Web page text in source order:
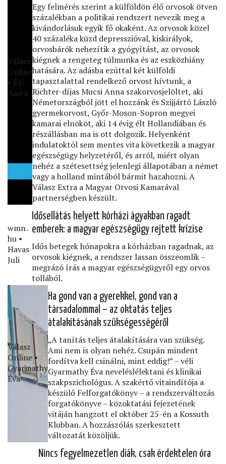
Válasz
Online
• Élő
Anita
Egy felmérés szerint a külföldön élő orvosok ötven
százalékban a politikai rendszert nevezik meg a
kivándorlásuk egyik fő okaként. Az orvosok közel
40 százaléka küzd depresszióval, kiskirályok,
orvosbárók nehezítik a gyógyítást, az orvosok
kiégnek a rengeteg túlmunka és az eszközhiány
hatására. Az adásba ezúttal két külföldi
tapasztalattal rendelkező orvost hívtunk, a
Richter-díjas Mucsi Anna szakorvosjelöltet, aki
Németországból jött el hozzánk és Szijjártó László
gyermekorvost, Győr-Moson-Sopron megyei
kamarai elnököt, aki 14 évig élt Hollandiában és
részállásban ma is ott dolgozik. Helyenként
indulatoktól sem mentes vita következik a magyar
egészségügy helyzetéről, és arról, miért olyan
nehéz a szétesettség jelenlegi állapotában a német
vagy a holland mintából bármit hazahozni. A
Válasz Extra a Magyar Orvosi Kamarával
partnerségben készült.
wmn․
hu •
Havas
Juli
Idősellátás helyett kórházi ágyakban ragadt
emberek: a magyar egészségügy rejtett krízise
Idős betegek hónapokra a kórházban ragadnak, az
orvosok kiégnek, a rendszer lassan összeomlik –
megrázó írás a magyar egészségügyről egy orvos
tollából.
Válasz
Online •
Gyarmathy
Éva
Ha gond van a gyerekkel, gond van a
társadalommal – az oktatás teljes
átalakításának szükségességéről
„A tanítás teljes átalakítására van szükség.
Ami nem is olyan nehéz. Csupán mindent
fordítva kell csinálni, mint eddig!” – véli
Gyarmathy Éva neveléslélektani és klinikai
szakpszichológus. A szakértő vitaindítója a
készülő Felforgatókönyv – a rendszerváltozás
forgatókönyve – közoktatási fejezetének
vitáján hangzott el október 25-én a Kossuth
Klubban. A hozzászólás szerkesztett
változatát közöljük.
Nincs fegyelmezetlen diák, csak érdektelen óra